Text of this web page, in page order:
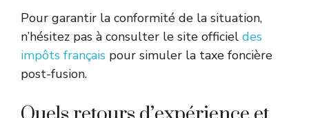
Pour garantir la conformité de la situation,
n’hésitez pas à consulter le site officiel des
impôts français pour simuler la taxe foncière
post-fusion.